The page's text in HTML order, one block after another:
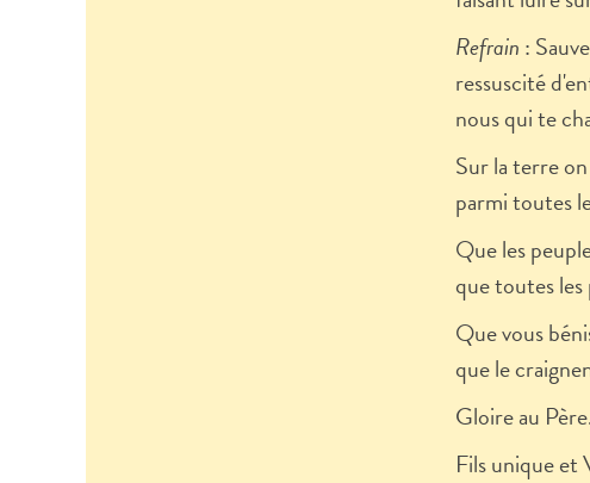
Refrain :
ressuscité
nous qui te
Sur la terre
parmi toutes
Que les
que toutes
Que vous
que le
Gloire au
Fils unique et